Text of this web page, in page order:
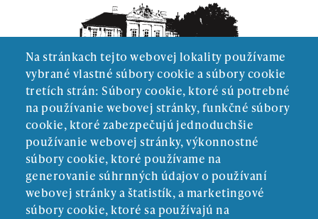
Na stránkach tejto webovej lokality používame
vybrané vlastné súbory cookie a súbory cookie
tretích strán: Súbory cookie, ktoré sú potrebné
na používanie webovej stránky, funkčné súbory
cookie, ktoré zabezpečujú jednoduchšie
používanie webovej stránky, výkonnostné
súbory cookie, ktoré používame na
generovanie súhrnných údajov o používaní
webovej stránky a štatistík, a marketingové
súbory cookie, ktoré sa používajú na